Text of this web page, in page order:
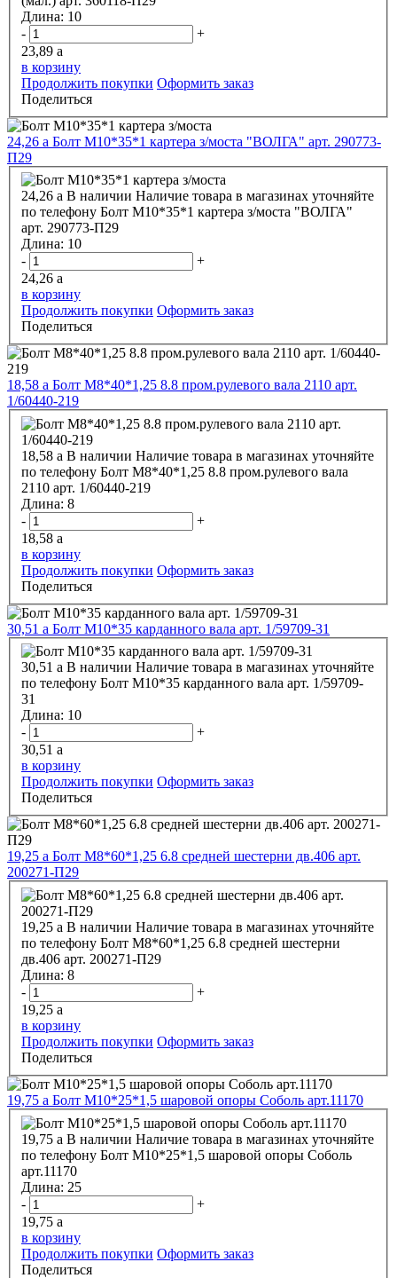
Длина: 10
-
+
23,89 a
в корзину
Продолжить покупки Оформить заказ
Поделиться
24,26 a Болт М10*35*1 картера з/моста "ВОЛГА" арт. 290773-
П29
24,26 a В наличии Наличие товара в магазинах уточняйте
по телефону Болт М10*35*1 картера з/моста "ВОЛГА"
арт. 290773-П29
Длина: 10
-
+
24,26 a
в корзину
Продолжить покупки Оформить заказ
Поделиться
18,58 a Болт М8*40*1,25 8.8 пром.рулевого вала 2110 арт.
1/60440-219
18,58 a В наличии Наличие товара в магазинах уточняйте
по телефону Болт М8*40*1,25 8.8 пром.рулевого вала
2110 арт. 1/60440-219
Длина: 8
-
+
18,58 a
в корзину
Продолжить покупки Оформить заказ
Поделиться
30,51 a Болт М10*35 карданного вала арт. 1/59709-31
30,51 a В наличии Наличие товара в магазинах уточняйте
по телефону Болт М10*35 карданного вала арт. 1/59709-
31
Длина: 10
-
+
30,51 a
в корзину
Продолжить покупки Оформить заказ
Поделиться
19,25 a Болт М8*60*1,25 6.8 средней шестерни дв.406 арт.
200271-П29
19,25 a В наличии Наличие товара в магазинах уточняйте
по телефону Болт М8*60*1,25 6.8 средней шестерни
дв.406 арт. 200271-П29
Длина: 8
-
+
19,25 a
в корзину
Продолжить покупки Оформить заказ
Поделиться
19,75 a Болт М10*25*1,5 шаровой опоры Соболь арт.11170
19,75 a В наличии Наличие товара в магазинах уточняйте
по телефону Болт М10*25*1,5 шаровой опоры Соболь
арт.11170
Длина: 25
-
+
19,75 a
в корзину
Продолжить покупки Оформить заказ
Поделиться